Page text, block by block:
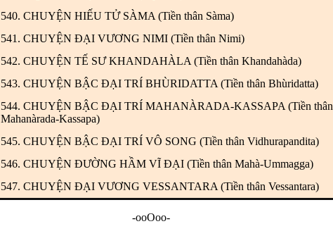
540. CHUYỆN HIẾU TỬ SÀMA (Tiền thân Sàma)
541. CHUYỆN ĐẠI VƯƠNG NIMI (Tiền thân Nimi)
542. CHUYỆN TẾ SƯ KHANDAHÀLA (Tiền thân Khandahàda)
543. CHUYỆN BẬC ĐẠI TRÍ BHÙRIDATTA (Tiền thân Bhùridatta)
544. CHUYỆN BẬC ĐẠI TRÍ MAHANÀRADA-KASSAPA (Tiền thân
Mahanàrada-Kassapa)
545. CHUYỆN BẬC ĐẠI TRÍ VÔ SONG (Tiền thân Vidhurapandita)
546. CHUYỆN ĐƯỜNG HẦM VĨ ĐẠI (Tiền thân Mahà-Ummagga)
547. CHUYỆN ĐẠI VƯƠNG VESSANTARA (Tiền thân Vessantara)
-ooOoo-